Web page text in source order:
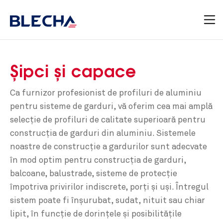
Șipci și capace
Ca furnizor profesionist de profiluri de aluminiu
pentru sisteme de garduri, vă oferim cea mai amplă
selecţie de profiluri de calitate superioară pentru
construcţia de garduri din aluminiu. Sistemele
noastre de construcţie a gardurilor sunt adecvate
în mod optim pentru construcţia de garduri,
balcoane, balustrade, sisteme de protecţie
împotriva privirilor indiscrete, porţi şi uşi. Întregul
sistem poate fi înşurubat, sudat, nituit sau chiar
lipit, în funcţie de dorinţele şi posibilităţile